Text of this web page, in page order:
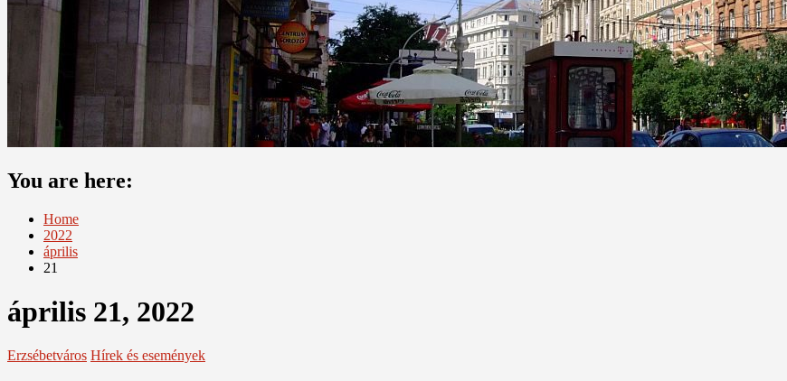
You are here:
Home
2022
április
21
április 21, 2022
Erzsébetváros Hírek és események